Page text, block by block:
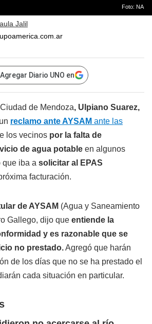
Foto: NA
Jalil
Agregar Diario UNO en
de Mendoza, Ulpiano Suarez,
reclamo ante AYSAM ante las
los vecinos por la falta de
de agua potable en algunos
que iba a solicitar al EPAS
facturación.
de AYSAM (Agua y Saneamiento
Gallego, dijo que entiende la
y es razonable que se
no prestado.Agregó que harán
de los días que no se ha prestado el
cada situación en particular.